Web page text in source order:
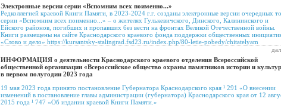
Электронные версии серии «Вспомним всех поименно...»
Редколлегией краевой Книги Памяти, в 2023-2024 г.г. созданы электронные версии очередных
серии «Вспомним всех поименно...» – о жителях Гулькевичского, Динского, Калининского и
Ейского районов, погибших и пропавших без вести на фронтах Великой Отечественной войны.
Книги размещены на сайте Краснодарского краевого фонда поддержки общественных
«Слово и дело» https://kursantsky-stalingrad.fsd23.ru/index.php/80-letie-pobedy/chitatelyam
ИНФОРМАЦИЯ о деятельности Краснодарского краевого отделения Всероссийской
общественной организации «Всероссийское общество охраны памятников истории и
в первом полугодии 2023 года
19 мая 2023 года принято постановление Губернатора Краснодарского края ¹ 291 «О внесении
изменений в постановление главы администрации (губернатора) Краснодарского края от 12
2015 года ¹ 747 «Об издании краевой Книги Памяти.»